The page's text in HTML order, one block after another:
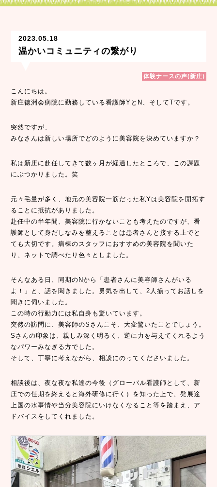
2023.05.18
温かいコミュニティの繋がり
体験ナースの声(新庄)
こんにちは。
新庄徳洲会病院に勤務している看護師YとN、そしてTです。
突然ですが、
みなさんは新しい場所でどのように美容院を決めていますか？
私は新庄に赴任してきて数ヶ月が経過したところで、この課題
にぶつかりました。笑
元々毛量が多く、地元の美容院一筋だった私Yは美容院を開拓す
ることに抵抗がありました。
赴任中の半年間、美容院に行かないことも考えたのですが、看
護師として身だしなみを整えることは患者さんと接する上でと
ても大切です。病棟のスタッフにおすすめの美容院を聞いた
り、ネットで調べたり色々としました。
そんなある日、同期のNから「患者さんに美容師さんがいる
よ！」と、話を聞きました。勇気を出して、2人揃ってお話しを
聞きに伺いました。
この時の行動力には私自身も驚いています。
突然の訪問に、美容師のSさんこそ、大変驚いたことでしょう。
Sさんの印象は、親しみ深く明るく、逆に力を与えてくれるよう
なパワーみなぎる方でした。
そして、丁寧に考えながら、相談にのってくださいました。
相談後は、夜な夜な私達の今後（グローバル看護師として、新
庄での任期を終えると海外研修に行く）を知った上で、発展途
上国の水事情や当分美容院にいけなくなること等を踏まえ、ア
ドバイスをしてくれました。